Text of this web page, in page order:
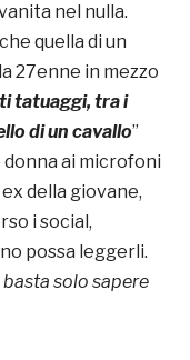
nel nulla.
quella di un
27enne in mezzo
tatuaggi, tra i
di un cavallo”
ai microfoni
ex della giovane,
i social,
possa leggerli.
solo sapere